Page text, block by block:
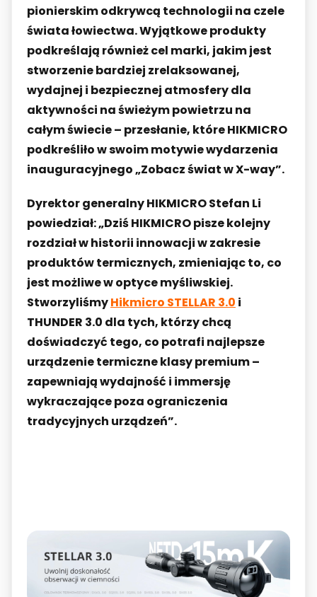
pionierskim odkrywcą technologii na czele
świata łowiectwa. Wyjątkowe produkty
podkreślają również cel marki, jakim jest
stworzenie bardziej zrelaksowanej,
wydajnej i bezpiecznej atmosfery dla
aktywności na świeżym powietrzu na
całym świecie – przesłanie, które HIKMICRO
podkreśliło w swoim motywie wydarzenia
inauguracyjnego „Zobacz świat w X-way”.
Dyrektor generalny HIKMICRO Stefan Li
powiedział: „Dziś HIKMICRO pisze kolejny
rozdział w historii innowacji w zakresie
produktów termicznych, zmieniając to, co
jest możliwe w optyce myśliwskiej.
StworzyliśmyHikmicro STELLAR 3.0 i
THUNDER 3.0 dla tych, którzy chcą
doświadczyć tego, co potrafi najlepsze
urządzenie termiczne klasy premium –
zapewniają wydajność i immersję
wykraczające poza ograniczenia
tradycyjnych urządzeń”.